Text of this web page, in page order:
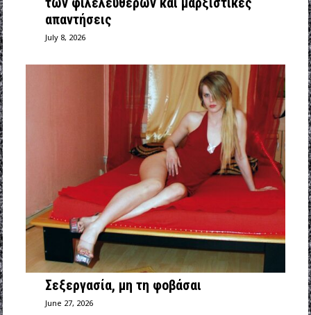
απαντήσεις
July 8, 2026
Σεξεργασία, μη τη φοβάσαι
June 27, 2026